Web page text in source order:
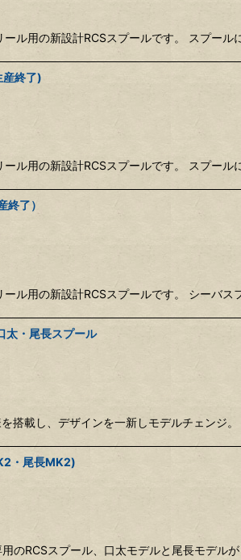
ル用の新設計RCSスプールです。 スプー
産終了)
ル用の新設計RCSスプールです。 スプー
終了）
ル用の新設計RCSスプールです。 シーバス
太・尾長スプール
搭載し、デザインを一新しモデルチェン
・尾長MK2)
のRCSスプール、口太モデルと尾長モデ